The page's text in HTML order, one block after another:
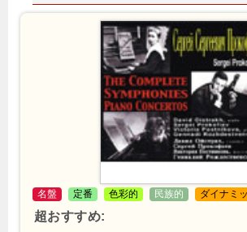
名盤 定番 色彩的 民族的 ダイナミ
超おすすめ: